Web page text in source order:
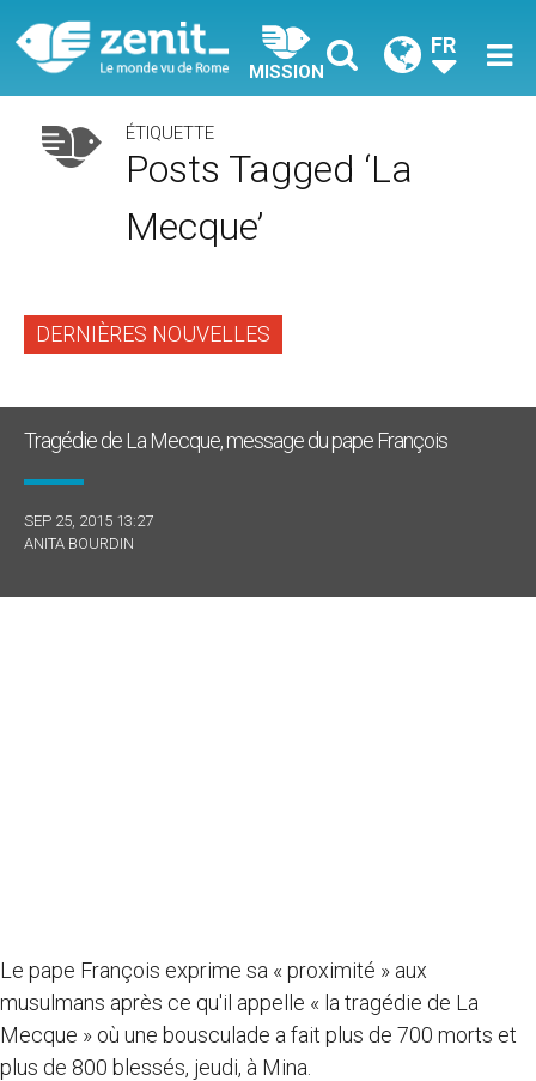
MISSION
FR
ÉTIQUETTE
Posts Tagged ‘La
Mecque’
DERNIÈRES NOUVELLES
Tragédie de La Mecque, message du pape François
SEP 25, 2015 13:27
ANITA BOURDIN
Le pape François exprime sa « proximité » aux
musulmans après ce qu'il appelle « la tragédie de La
Mecque » où une bousculade a fait plus de 700 morts et
plus de 800 blessés, jeudi, à Mina.